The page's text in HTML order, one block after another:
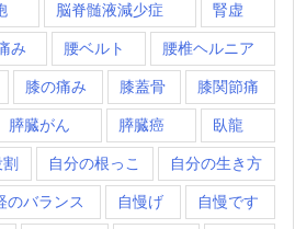
脳脊髄液減少症 腎虚
み 腰ベルト 腰椎ヘルニア
膝の痛み 膝蓋骨 膝関節痛
膵臓がん 膵臓癌 臥龍
自分の根っこ 自分の生き方
のバランス 自慢げ 自慢です